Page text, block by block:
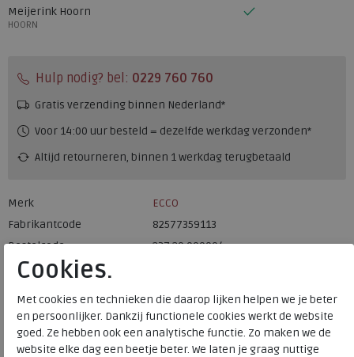
Meijerink Hoorn
HOORN
Hulp nodig? bel: 0229 760 760
Gratis verzending binnen Nederland*
Voor 14:00 uur besteld = dezelfde werkdag verzonden*
Altijd retourneren, binnen 1 werkdag terugbetaald
Merk
ECCO
Fabrikantcode
82577359113
Bestelcode
237.20.000004
Kleur
Uitneembaar voetbed nee
Cookies.
Met cookies en technieken die daarop lijken helpen we je beter
en persoonlijker. Dankzij functionele cookies werkt de website
goed. Ze hebben ook een analytische functie. Zo maken we de
website elke dag een beetje beter. We laten je graag nuttige